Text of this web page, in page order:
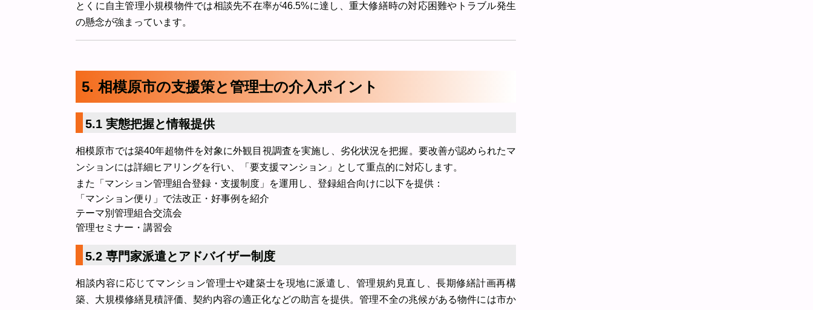
とくに自主管理小規模物件では相談先不在率が46.5%に達し、重大修繕時の対応困難やトラブル発生
の懸念が強まっています。
5. 相模原市の支援策と管理士の介入ポイント
5.1 実態把握と情報提供
相模原市では築40年超物件を対象に外観目視調査を実施し、劣化状況を把握。要改善が認められたマ
ンションには詳細ヒアリングを行い、「要支援マンション」として重点的に対応します。
また「マンション管理組合登録・支援制度」を運用し、登録組合向けに以下を提供：
「マンション便り」で法改正・好事例を紹介
テーマ別管理組合交流会
管理セミナー・講習会
5.2 専門家派遣とアドバイザー制度
相談内容に応じてマンション管理士や建築士を現地に派遣し、管理規約見直し、長期修繕計画再構
築、大規模修繕見積評価、契約内容の適正化などの助言を提供。管理不全の兆候がある物件には市か